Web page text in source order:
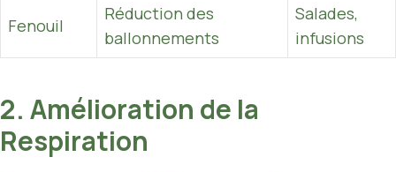
Fenouil
Réduction des
ballonnements
Salades,
infusions
2. Amélioration de la
Respiration